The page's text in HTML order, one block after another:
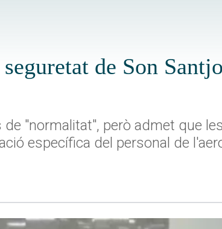
de Son
"normalitat", però admet que
específica del personal de